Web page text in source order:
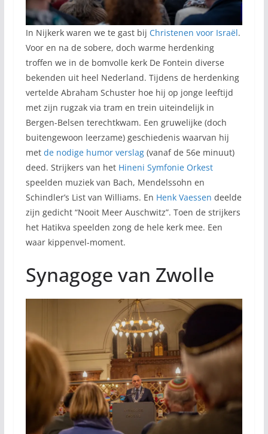
In Nijkerk waren we te gast bij Christenen voor Israël.
Voor en na de sobere, doch warme herdenking
troffen we in de bomvolle kerk De Fontein diverse
bekenden uit heel Nederland. Tijdens de herdenking
vertelde Abraham Schuster hoe hij op jonge leeftijd
met zijn rugzak via tram en trein uiteindelijk in
Bergen-Belsen terechtkwam. Een gruwelijke (doch
buitengewoon leerzame) geschiedenis waarvan hij
met de nodige humor verslag(vanaf de 56e minuut)
deed. Strijkers van het Hineni Symfonie Orkest
speelden muziek van Bach, Mendelssohn en
Schindler’s List van Williams. En Henk Vaessen deelde
zijn gedicht “Nooit Meer Auschwitz”. Toen de strijkers
het Hatikva speelden zong de hele kerk mee. Een
waar kippenvel-moment.
Synagoge van Zwolle